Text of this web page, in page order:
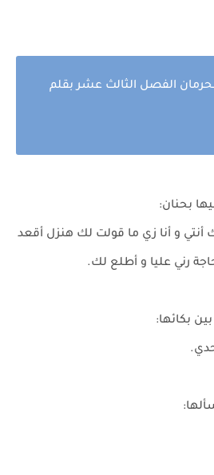
الفصل الثالث عشر بقلم
بحنان:
أنتي و أنا زي ما قولت لك هنزل أقعد
رني عليا و أطلع لك.
بكائها: